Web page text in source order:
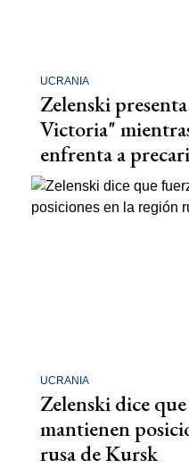
UCRANIA
Zelenski
Victoria"
enfrenta a
UCRANIA
Zelenski dice
mantienen
rusa de Kursk